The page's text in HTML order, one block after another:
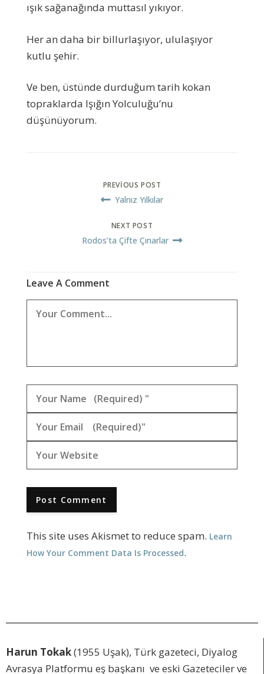
ışık sağanağında muttasıl yıkıyor.
Her an daha bir billurlaşıyor, ululaşıyor
kutlu şehir.
Ve ben, üstünde durduğum tarih kokan
topraklarda Işığın Yolculuğu’nu
düşünüyorum.
PREVIOUS POST
Yalnız Yılkılar
NEXT POST
Rodos’ta Çifte Çınarlar
Leave A Comment
This site uses Akismet to reduce spam. Learn
How Your Comment Data Is Processed.
Harun Tokak(1955 Uşak), Türk gazeteci, Diyalog
Avrasya Platformu eş başkanı ve eski Gazeteciler ve